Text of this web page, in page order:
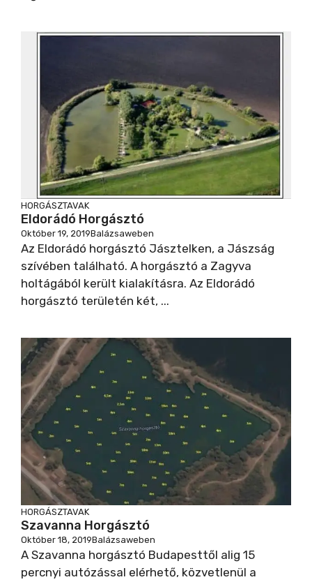
HORGÁSZTAVAK
Eldorádó Horgásztó
Október 19, 2019Balázsaweben
Az Eldorádó horgásztó Jásztelken, a Jászság
szívében található. A horgásztó a Zagyva
holtágából került kialakításra. Az Eldorádó
horgásztó területén két, ...
HORGÁSZTAVAK
Szavanna Horgásztó
Október 18, 2019Balázsaweben
A Szavanna horgásztó Budapesttől alig 15
percnyi autózással elérhető, közvetlenül a